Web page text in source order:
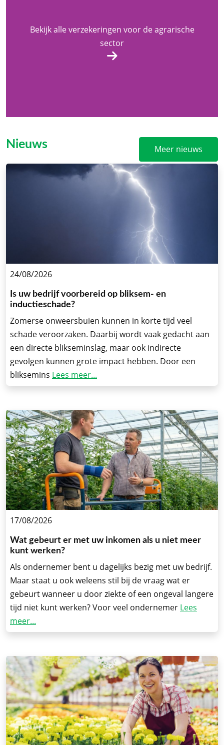
Bekijk alle verzekeringen voor de agrarische
sector
Nieuws Meer nieuws
24/08/2026
Is uw bedrijf voorbereid op bliksem- en
inductieschade?
Zomerse onweersbuien kunnen in korte tijd veel
schade veroorzaken. Daarbij wordt vaak gedacht aan
een directe blikseminslag, maar ook indirecte
gevolgen kunnen grote impact hebben. Door een
bliksemins Lees meer...
17/08/2026
Wat gebeurt er met uw inkomen als u niet meer
kunt werken?
Als ondernemer bent u dagelijks bezig met uw bedrijf.
Maar staat u ook weleens stil bij de vraag wat er
gebeurt wanneer u door ziekte of een ongeval langere
tijd niet kunt werken? Voor veel ondernemer Lees
meer...